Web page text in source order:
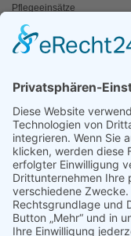
Pflegeeinsätze
AKTIV WERDEN
Mitgliedschaft
Spenden
SERVICE
Shop
Naturschutzbrief
News
Presse